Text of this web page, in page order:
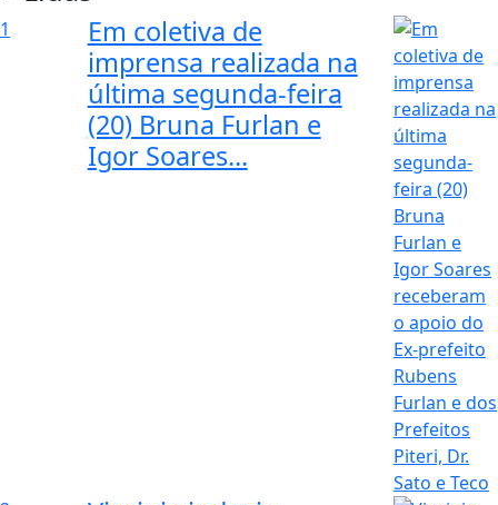
1
Em coletiva de
imprensa realizada na
última segunda-feira
(20) Bruna Furlan e
Igor Soares...